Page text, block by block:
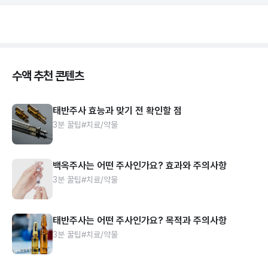
수액 추천 콘텐츠
태반주사 효능과 맞기 전 확인할 점
3분 꿀팁#치료/약물
백옥주사는 어떤 주사인가요? 효과와 주의사항
3분 꿀팁#치료/약물
태반주사는 어떤 주사인가요? 목적과 주의사항
3분 꿀팁#치료/약물